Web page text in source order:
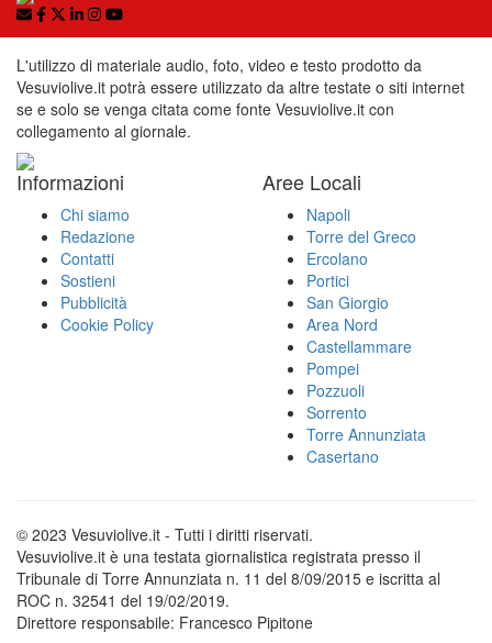
L'utilizzo di materiale audio, foto, video e testo prodotto da
Vesuviolive.it potrà essere utilizzato da altre testate o siti internet
se e solo se venga citata come fonte Vesuviolive.it con
collegamento al giornale.
Informazioni
Chi siamo
Redazione
Contatti
Sostieni
Pubblicità
Cookie Policy
Aree Locali
Napoli
Torre del Greco
Ercolano
Portici
San Giorgio
Area Nord
Castellammare
Pompei
Pozzuoli
Sorrento
Torre Annunziata
Casertano
© 2023 Vesuviolive.it - Tutti i diritti riservati.
Vesuviolive.it è una testata giornalistica registrata presso il
Tribunale di Torre Annunziata n. 11 del 8/09/2015 e iscritta al
ROC n. 32541 del 19/02/2019.
Direttore responsabile: Francesco Pipitone